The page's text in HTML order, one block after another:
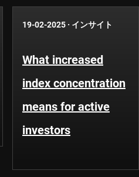
19-02-2025 · インサイト
What increased
index concentration
means for active
investors